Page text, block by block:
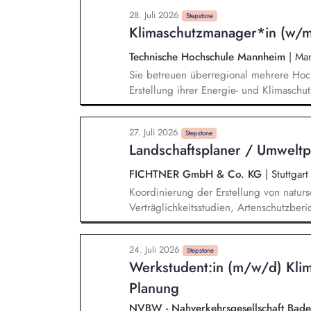
Arbeitsanweisungen, Arbeitsrichtlinien
Optimierung der Logistikprozesse,
Bearbeitung aller kaufmännischen/
28. Juli 2026 Stepstone
Klimaschutzmanager*in (w/
Technische Hochschule Mannheim |
Sie betreuen überregional mehrere
Erstellung ihrer Energie- und
zu betreuenden Hochschulen mit und
stellen insbesondere für baulich/
zum Gebäudeeigentümer dar und
Maßnahmenkatalog. Sie unterstützen
Bearbeitung von Projekten zum
und entwickeln gemeinsam Konzepte
Umsetzungsprozesse mit anderen
Monitoring.
27. Juli 2026 Stepstone
Landschaftsplaner /
FICHTNER GmbH & Co. KG | Stuttgart
Koordinierung der Erstellung von
Verträglichkeitsstudien,
Team aus Umweltgutachtern und
Abstimmungsterminen mit
Fachgutachtern und Qualitätssicherung
Begleitung von
Auswertung und Koordination der
aus dem Genehmigungsverfahren
24. Juli 2026 Stepstone
Werkstudent:in (m/w/d)
Planung